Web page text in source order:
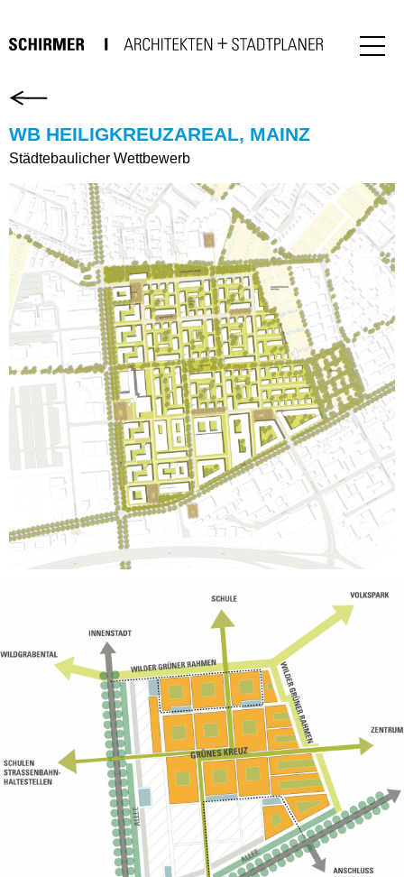
WB HEILIGKREUZAREAL, MAINZ
Städtebaulicher Wettbewerb